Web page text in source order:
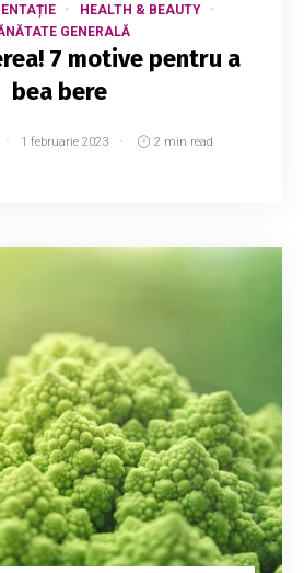
HEALTH & BEAUTY
GENERALĂ
7 motive pentru a
bea bere
1 februarie 2023 2 min read